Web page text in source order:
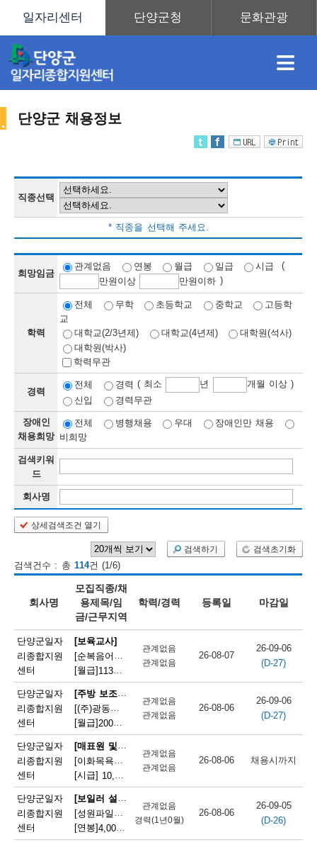
≡
보
보
련
정
우
미
내
단양군 채용정보
직종선택
* 직종을 선택해 주세요.
희망임금
관계없음 연봉 월급 일급 시급
(
만원이상 만원이하 )
학력
전체 무학 초등학교 중학교
고등학
교
대학교(2/3년제)
대학교(4년제)
대학원(석사)
대학원(박사)
학력무관
경력
전체 경력 ( 최소 년
개월 이상 )
신입
경력무관
장애인
채용희망
전체 병행채용 우대
장애인만 채용
비희망
검색키워
드
회사명
상세검색조건 열기
검색하기 검색초기화
검색건수 : 총 114건 (1/6)
회사명
모집직종/채
용제목/임
금/근무지역
학력/경력 등록일 마감일
단양군일자
리종합지원
센터
[보육교사]
[순복음어린이집] 순복음어린이집 보육교사(오전보조) 모집
[월급] 113만원
관계없음
관계없음
26-08-07
26-09-06
(D-27)
단양군일자
리종합지원
센터
[주방 보조원]
[(주)광동유통] 세척(설거지) 직원 모집(고속도로휴게소)
[월급] 200만원
관계없음
관계없음
26-08-06
26-09-06
(D-27)
단양군일자
리종합지원
센터
[매표원 및 복권 판매원]
[이화목욕탕찜질방] 이화파크텔 카운터 직원 모집
[시급] 10,320원 |
관계없음
관계없음
26-08-06 채용시까지
단양군일자
리종합지원
센터
[보일러 설치 및 정비원]
[성원파일주식회사]공장 보일러기사 채용 (에너지자격 우대 / 정규직)
[연봉]4,000만원 충청북도 단양군 매포읍 단양산업단지2로 47
관계없음
경력(1년0월)
26-08-06
26-09-05
(D-26)
채
용
보
오
등
채
용
정
보
오
늘
마
감
되